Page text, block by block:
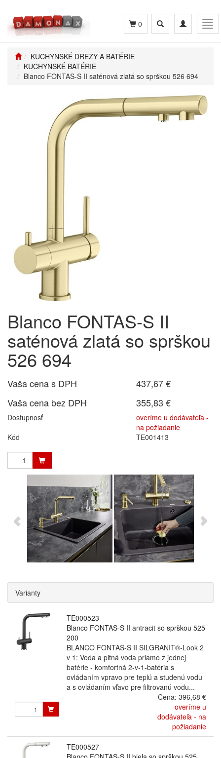
Toggle
navigation
Toggle
search
0
KUCHYNSKÉ DREZY A BATÉRIE
KUCHYNSKÉ BATÉRIE
Blanco FONTAS-S II saténová zlatá so sprškou 526 694
Blanco FONTAS-S II
saténová zlatá so sprškou
526 694
Vaša cena s DPH
437,67 €
Vaša cena bez DPH
355,83 €
Dostupnosť
overíme u dodávateľa -
na požiadanie
Kód
TE001413
Varianty
TE000523
Blanco FONTAS-S II antracit so sprškou 525
200
BLANCO FONTAS-S II SILGRANIT®-Look 2
v 1: Voda a pitná voda priamo z jednej
batérie - komfortná 2-v-1-batéria s
ovládaním vpravo pre teplú a studenú vodu
a s ovládaním vľavo pre filtrovanú vodu...
Cena: 396,68 €
overíme u
dodávateľa - na
požiadanie
TE000527